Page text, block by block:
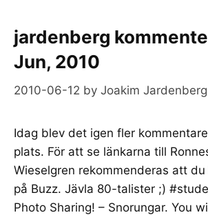
jardenberg
Jun, 2010
2010-06-12 by Joakim Jardenberg
Idag blev det igen fler
plats. För att se länkarna till
Wieselgren rekommenderas att
på Buzz. Jävla 80-talister ;)
Photo Sharing! – Snorungar. You